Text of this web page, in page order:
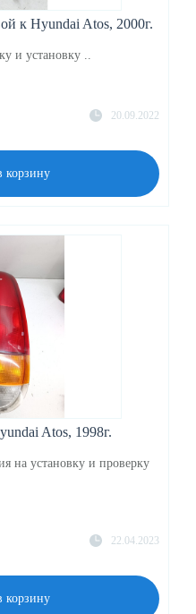
к Hyundai Atos, 2000г.
и установку ..
20.09.2022
корзину
Atos, 1998г.
на установку и проверку
22.04.2023
корзину